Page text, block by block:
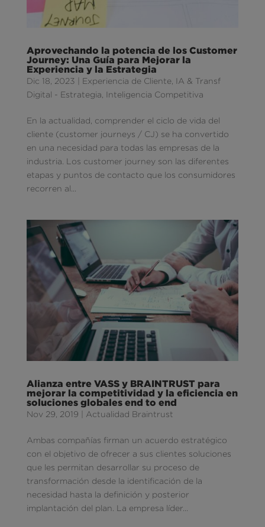
Aprovechando la potencia de los Customer
Journey: Una Guía para Mejorar la
Experiencia y la Estrategia
Dic 18, 2023 Experiencia de Cliente, IA & Transf
Digital - Estrategia Inteligencia Competitiva
En la actualidad, comprender el ciclo de vida del
cliente (customer journeys / CJ) se ha convertido
en una necesidad para todas las empresas de la
industria. Los customer journey son las diferentes
etapas y puntos de contacto que los consumidores
recorren al...
Alianza entre VASS y BRAINTRUST para
mejorar la competitividad y la eficiencia en
soluciones globales end to end
Nov 29, 2019 Actualidad Braintrust
Ambas compañías firman un acuerdo estratégico
con el objetivo de ofrecer a sus clientes soluciones
que les permitan desarrollar su proceso de
transformación desde la identificación de la
necesidad hasta la definición y posterior
implantación del plan. La empresa líder...